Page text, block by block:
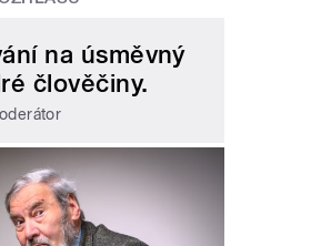
na úsměvný
člověčiny.